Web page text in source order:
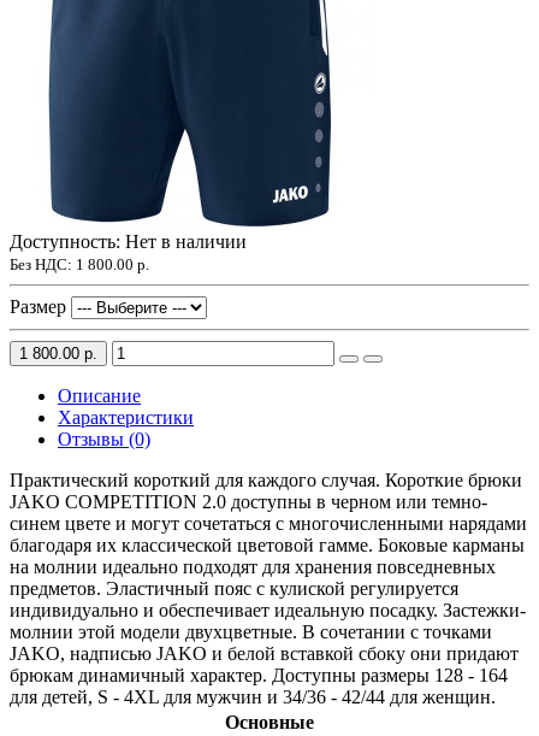
Доступность: Нет в наличии
Без НДС: 1 800.00 р.
Размер
1 800.00 р.
Описание
Характеристики
Отзывы (0)
Практический короткий для каждого случая. Короткие брюки
JAKO COMPETITION 2.0 доступны в черном или темно-
синем цвете и могут сочетаться с многочисленными нарядами
благодаря их классической цветовой гамме. Боковые карманы
на молнии идеально подходят для хранения повседневных
предметов. Эластичный пояс с кулиской регулируется
индивидуально и обеспечивает идеальную посадку. Застежки-
молнии этой модели двухцветные. В сочетании с точками
JAKO, надписью JAKO и белой вставкой сбоку они придают
брюкам динамичный характер. Доступны размеры 128 - 164
для детей, S - 4XL для мужчин и 34/36 - 42/44 для женщин.
Основные